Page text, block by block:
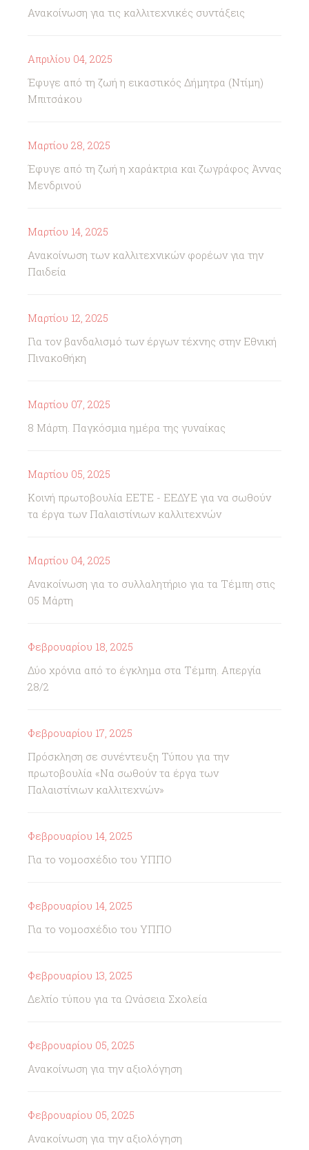
Ανακοίνωση για τις καλλιτεχνικές συντάξεις
Απριλίου 04, 2025
Έφυγε από τη ζωή η εικαστικός Δήμητρα (Ντίμη)
Μπιτσάκου
Μαρτίου 28, 2025
Έφυγε από τη ζωή η χαράκτρια και ζωγράφος Άννας
Μενδρινού
Μαρτίου 14, 2025
Ανακοίνωση των καλλιτεχνικών φορέων για την
Παιδεία
Μαρτίου 12, 2025
Για τον βανδαλισμό των έργων τέχνης στην Εθνική
Πινακοθήκη
Μαρτίου 07, 2025
8 Μάρτη. Παγκόσμια ημέρα της γυναίκας
Μαρτίου 05, 2025
Κοινή πρωτοβουλία ΕΕΤΕ - ΕΕΔΥΕ για να σωθούν
τα έργα των Παλαιστίνιων καλλιτεχνών
Μαρτίου 04, 2025
Ανακοίνωση για το συλλαλητήριο για τα Τέμπη στις
05 Μάρτη
Φεβρουαρίου 18, 2025
Δύο χρόνια από το έγκλημα στα Τέμπη. Απεργία
28/2
Φεβρουαρίου 17, 2025
Πρόσκληση σε συνέντευξη Τύπου για την
πρωτοβουλία «Να σωθούν τα έργα των
Παλαιστίνιων καλλιτεχνών»
Φεβρουαρίου 14, 2025
Για το νομοσχέδιο του ΥΠΠΟ
Φεβρουαρίου 14, 2025
Για το νομοσχέδιο του ΥΠΠΟ
Φεβρουαρίου 13, 2025
Δελτίο τύπου για τα Ωνάσεια Σχολεία
Φεβρουαρίου 05, 2025
Ανακοίνωση για την αξιολόγηση
Φεβρουαρίου 05, 2025
Ανακοίνωση για την αξιολόγηση